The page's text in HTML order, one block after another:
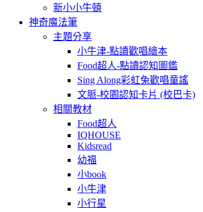
新小小牛頓
神奇魔法筆
主題分享
小牛津-點讀歡唱繪本
Food超人-點讀認知圖鑑
Sing Along彩虹兔歡唱童謠
文脈-校園認知卡片 (校巴卡)
相關教材
Food超人
IQHOUSE
Kidsread
幼福
小book
小牛津
小行星